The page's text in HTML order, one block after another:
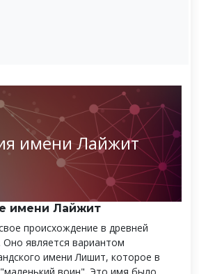
имени Лайжит
имени Лайжит
происхождение в древней
Оно является вариантом
имени Лишит, которое в